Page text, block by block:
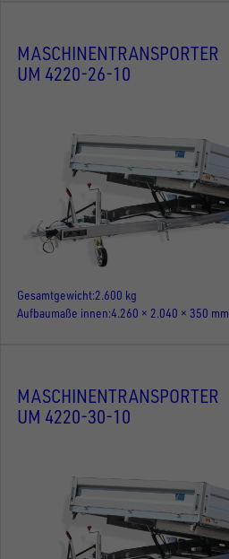
MASCHINENTRANSPORTER
UM 4220-26-10
Gesamtgewicht 2.600 kg
Aufbaumaße innen 4.260 × 2.040 × 350 mm
MASCHINENTRANSPORTER
UM 4220-30-10